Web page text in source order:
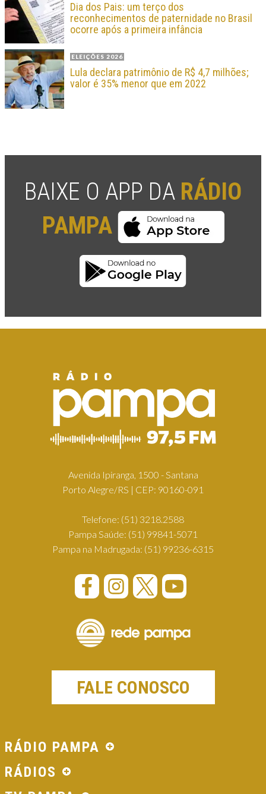
Dia dos Pais: um terço dos
reconhecimentos de paternidade no Brasil
ocorre após a primeira infância
ELEIÇÕES 2026
Lula declara patrimônio de R$ 4,7 milhões;
valor é 35% menor que em 2022
BAIXE O APP DA RÁDIO
PAMPA
Avenida Ipiranga, 1500 - Santana
Porto Alegre/RS | CEP: 90160-091
Telefone: (51) 3218.2588
Pampa Saúde: (51) 99841-5071
Pampa na Madrugada: (51) 99236-6315
FALE CONOSCO
RÁDIO PAMPA
RÁDIOS